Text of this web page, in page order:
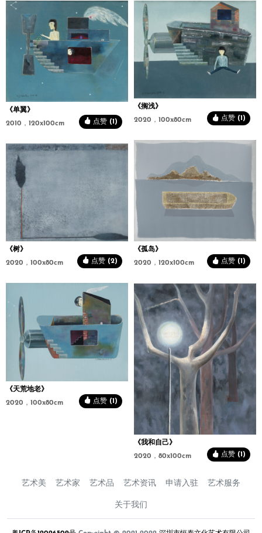
《单翼》
2010，120x100cm
点赞 (1)
《搁浅》
2020，100x80cm
点赞 (1)
《孤岛》
2020，120x100cm
点赞 (1)
《树》
2020，100x80cm
点赞 (2)
《天荒地老》
2020，100x80cm
点赞 (1)
《我和自己》
2020，80x100cm
点赞 (1)
艺术美 艺术家 艺术品 艺术资讯 申请入驻 艺术服务
关于我们